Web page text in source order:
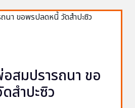
สมปรารถนา ขอ
สำปะซิว